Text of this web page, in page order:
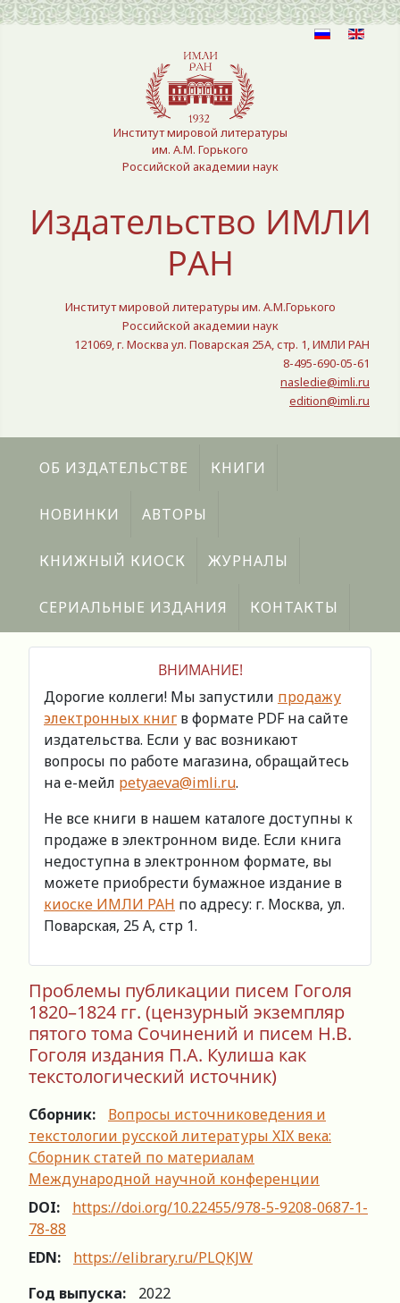
Выберите язык
Институт мировой литературы
им. А.М. Горького
Российской академии наук
Издательство ИМЛИ
РАН
Институт мировой литературы им. А.М.Горького
Российской академии наук
121069, г. Москва ул. Поварская 25A, стр. 1, ИМЛИ РАН
8-495-690-05-61
nasledie@imli.ru
edition@imli.ru
ОБ ИЗДАТЕЛЬСТВЕ КНИГИ
НОВИНКИ АВТОРЫ
КНИЖНЫЙ КИОСК ЖУРНАЛЫ
СЕРИАЛЬНЫЕ ИЗДАНИЯ КОНТАКТЫ
ВНИМАНИЕ!
Дорогие коллеги! Мы запустили продажу
электронных книг в формате PDF на сайте
издательства. Если у вас возникают
вопросы по работе магазина, обращайтесь
на е-мейл petyaeva@imli.ru.
Не все книги в нашем каталоге доступны к
продаже в электронном виде. Если книга
недоступна в электронном формате, вы
можете приобрести бумажное издание в
киоске ИМЛИ РАН по адресу: г. Москва, ул.
Поварская, 25 А, стр 1.
Проблемы публикации писем Гоголя
1820–1824 гг. (цензурный экземпляр
пятого тома Сочинений и писем Н.В.
Гоголя издания П.А. Кулиша как
текстологический источник)
Сборник:
Вопросы источниковедения и
текстологии русской литературы XIX века:
Сборник статей по материалам
Международной научной конференции
DOI:
https://doi.org/10.22455/978-5-9208-0687-1-
78-88
EDN:
https://elibrary.ru/PLQKJW
Год выпуска:
2022